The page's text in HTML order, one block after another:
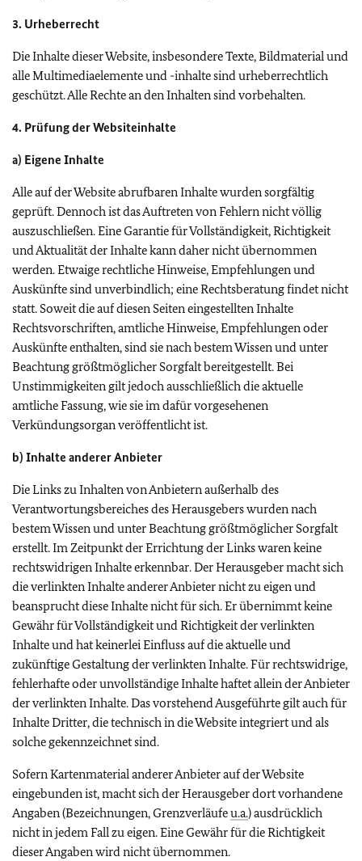
3. Urheberrecht
Die Inhalte dieser Website, insbesondere Texte, Bildmaterial und
alle Multimediaelemente und -inhalte sind urheberrechtlich
geschützt. Alle Rechte an den Inhalten sind vorbehalten.
4. Prüfung der Websiteinhalte
a) Eigene Inhalte
Alle auf der Website abrufbaren Inhalte wurden sorgfältig
geprüft. Dennoch ist das Auftreten von Fehlern nicht völlig
auszuschließen. Eine Garantie für Vollständigkeit, Richtigkeit
und Aktualität der Inhalte kann daher nicht übernommen
werden. Etwaige rechtliche Hinweise, Empfehlungen und
Auskünfte sind unverbindlich; eine Rechtsberatung findet nicht
statt. Soweit die auf diesen Seiten eingestellten Inhalte
Rechtsvorschriften, amtliche Hinweise, Empfehlungen oder
Auskünfte enthalten, sind sie nach bestem Wissen und unter
Beachtung größtmöglicher Sorgfalt bereitgestellt. Bei
Unstimmigkeiten gilt jedoch ausschließlich die aktuelle
amtliche Fassung, wie sie im dafür vorgesehenen
Verkündungsorgan veröffentlicht ist.
b) Inhalte anderer Anbieter
Die Links zu Inhalten von Anbietern außerhalb des
Verantwortungsbereiches des Herausgebers wurden nach
bestem Wissen und unter Beachtung größtmöglicher Sorgfalt
erstellt. Im Zeitpunkt der Errichtung der Links waren keine
rechtswidrigen Inhalte erkennbar. Der Herausgeber macht sich
die verlinkten Inhalte anderer Anbieter nicht zu eigen und
beansprucht diese Inhalte nicht für sich. Er übernimmt keine
Gewähr für Vollständigkeit und Richtigkeit der verlinkten
Inhalte und hat keinerlei Einfluss auf die aktuelle und
zukünftige Gestaltung der verlinkten Inhalte. Für rechtswidrige,
fehlerhafte oder unvollständige Inhalte haftet allein der Anbieter
der verlinkten Inhalte. Das vorstehend Ausgeführte gilt auch für
Inhalte Dritter, die technisch in die Website integriert und als
solche gekennzeichnet sind.
Sofern Kartenmaterial anderer Anbieter auf der Website
eingebunden ist, macht sich der Herausgeber dort vorhandene
Angaben (Bezeichnungen, Grenzverläufeu.a.) ausdrücklich
nicht in jedem Fall zu eigen. Eine Gewähr für die Richtigkeit
dieser Angaben wird nicht übernommen.